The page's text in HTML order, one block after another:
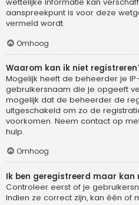
aanspreekpunt is voor deze
vermeld wordt.
Omhoog
Waarom kan ik niet
Mogelijk heeft de beheerder je
gebruikersnaam die je opgeeft
mogelijk dat de beheerder de
uitgeschakeld om zo de
voorkomen. Neem contact op
hulp.
Omhoog
Ik ben geregistreerd maar kan
Controleer eerst of je
Indien ze correct zijn, kan één of